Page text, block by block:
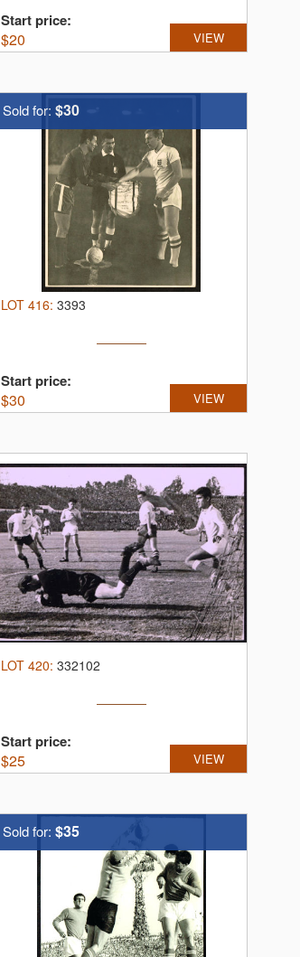
Start price:
$20 VIEW
Sold for: $30
LOT 416: 3393
Start price:
$30 VIEW
LOT 420: 332102
Start price:
$25 VIEW
Sold for: $35